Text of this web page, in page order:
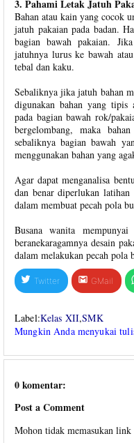
3. Pahami Letak Jatuh
Bahan atau kain yang cocok
jatuh pakaian pada badan.
bagian bawah pakaian.
jatuhnya lurus ke bawah
tebal dan kaku.
Sebaliknya jika jatuh bahan
digunakan bahan yang
pada bagian bawah rok/
bergelombang, maka
sebaliknya bagian bawah
menggunakan bahan yang
Agar dapat menganalisa
dan benar diperlukan latihan
dalam membuat pecah pola
Busana wanita
beranekaragamnya desain
dalam melakukan pecah pola
Twitter GMail
Label:Kelas XII,SMK
Mungkin Anda menyukai
0 komentar:
Post a Comment
Mohon tidak memasukan